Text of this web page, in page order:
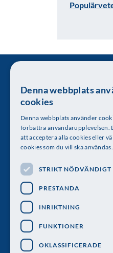
Kungl.
Besöksadress: Lilla
Telefon: 08-673 95 00
Denna webbplats
cookies
Denna webbplats använder
förbättra användarupplevelsen.
att acceptera alla cookies eller
cookies som du vill ska användas.
STRIKT NÖDVÄNDIGT
PRESTANDA
INRIKTNING
FUNKTIONER
OKLASSIFICERADE